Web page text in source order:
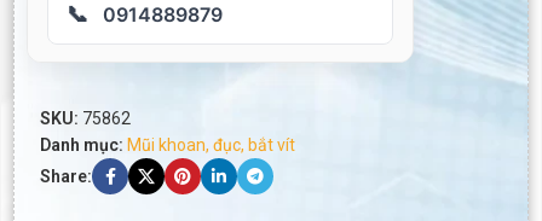
📞 0914889879
SKU: 75862
Danh mục: Mũi khoan, đục, bắt vít
Share: